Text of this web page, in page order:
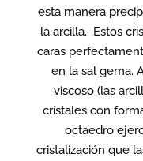
esta manera
la arcilla. Estos
caras
en la sal gema.
viscoso (las
cristales con
octaedro
cristalización que